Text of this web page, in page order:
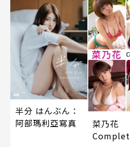
半分 はんぶん：
阿部瑪利亞寫真
菜乃花